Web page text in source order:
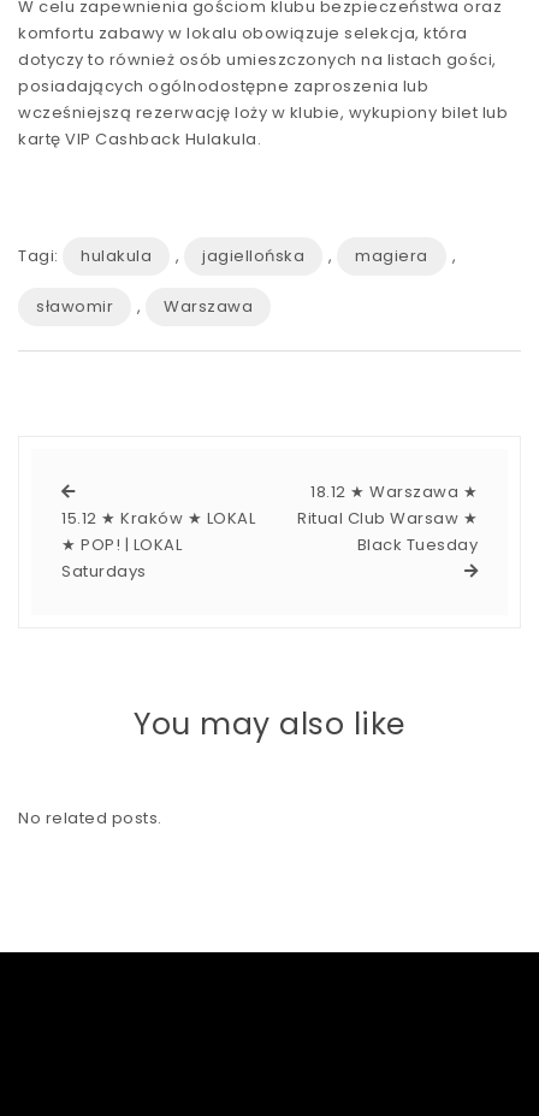
W celu zapewnienia gościom klubu bezpieczeństwa oraz
komfortu zabawy w lokalu obowiązuje selekcja, która
dotyczy to również osób umieszczonych na listach gości,
posiadających ogólnodostępne zaproszenia lub
wcześniejszą rezerwację loży w klubie, wykupiony bilet lub
kartę VIP Cashback Hulakula.
Tagi: hulakula , jagiellońska , magiera ,
sławomir , Warszawa
15.12 ★ Kraków ★ LOKAL
★ POP! | LOKAL
Saturdays
18.12 ★ Warszawa ★
Ritual Club Warsaw ★
Black Tuesday
You may also like
No related posts.